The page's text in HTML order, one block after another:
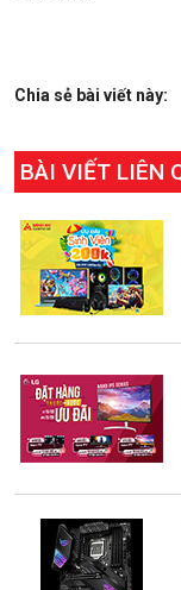
Chia sẻ bài viết này:
BÀI VIẾT LIÊN